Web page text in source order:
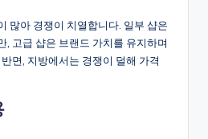
많아 경쟁이 치열합니다. 일부 샵은
, 고급 샵은 브랜드 가치를 유지하며
면, 지방에서는 경쟁이 덜해 가격